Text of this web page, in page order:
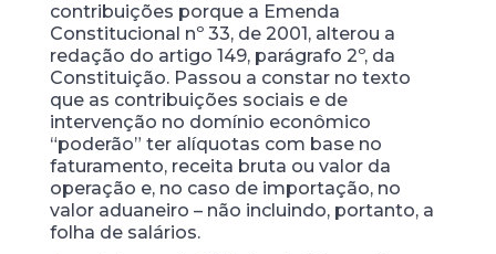
contribuições porque a Emenda
Constitucional nº 33, de 2001, alterou a
redação do artigo 149, parágrafo 2º, da
Constituição. Passou a constar no texto
que as contribuições sociais e de
intervenção no domínio econômico
“poderão” ter alíquotas com base no
faturamento, receita bruta ou valor da
operação e, no caso de importação, no
valor aduaneiro – não incluindo, portanto, a
folha de salários.